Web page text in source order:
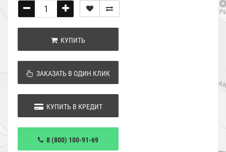
КУПИТЬ
ЗАКАЗАТЬ В ОДИН КЛИК
КУПИТЬ В КРЕДИТ
8 (800) 100-91-69